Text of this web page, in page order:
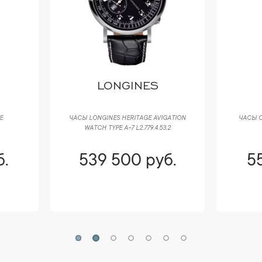
LONGINES HERITAGE AVIGATION
WATCH TYPE A-7 L2.779.4.53.2
500 руб.
ЧАСЫ CARTIER PANTHERE DE
556 100 руб.